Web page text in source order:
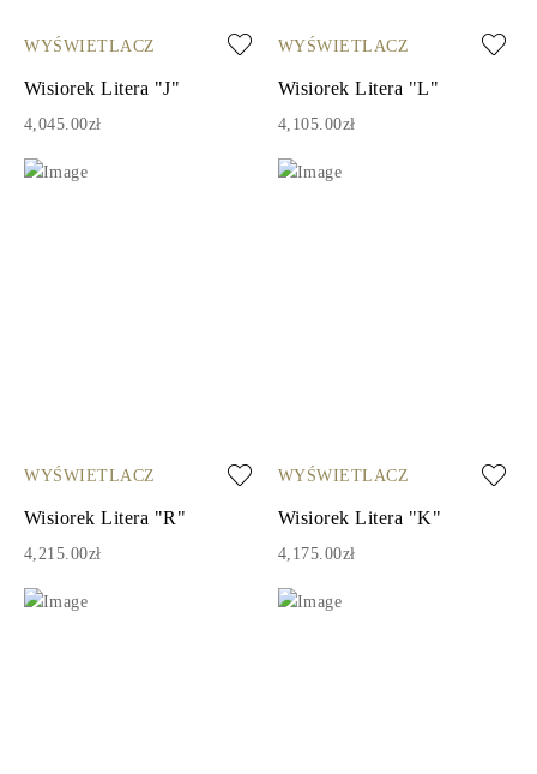
WYŚWIETLACZ
Wisiorek Litera "J"
4,045.00zł
WYŚWIETLACZ
Wisiorek Litera "L"
4,105.00zł
WYŚWIETLACZ
Wisiorek Litera "R"
4,215.00zł
WYŚWIETLACZ
Wisiorek Litera "K"
4,175.00zł